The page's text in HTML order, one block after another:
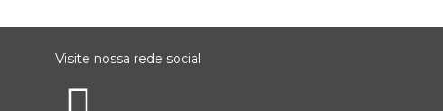
Visite nossa rede social